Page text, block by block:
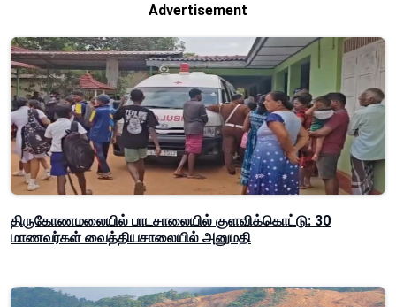
Advertisement
திருகோணமலையில் பாடசாலையில் குளவிக்கொட்டு: 30
மாணவர்கள் வைத்தியசாலையில் அனுமதி